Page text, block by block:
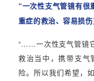
“一次性支气管镜有很
重症的救治、容易损
“……一次性支气管镜
救治当中，携带支气
险。所以我们希望，